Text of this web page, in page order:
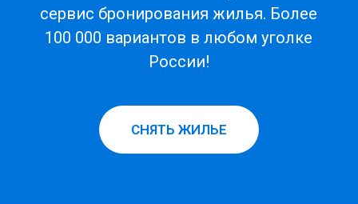
сервис бронирования жилья. Более
100 000 вариантов в любом уголке
России!
СНЯТЬ ЖИЛЬЕ